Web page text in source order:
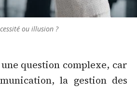
ou illusion ?
question complexe, car
la gestion des